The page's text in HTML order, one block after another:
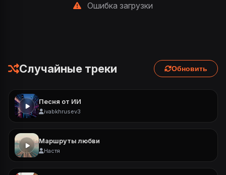
Ошибка загрузки
Случайные треки Обновить
Песня от ИИ
ivabkhrusev3
Маршруты любви
Настя